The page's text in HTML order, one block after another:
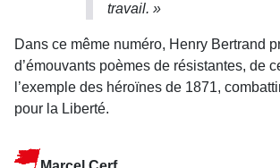
travail. »
Dans ce même numéro, Henry Bertrand
d’émouvants poèmes de résistantes, de
l’exemple des héroïnes de 1871,
pour la Liberté.